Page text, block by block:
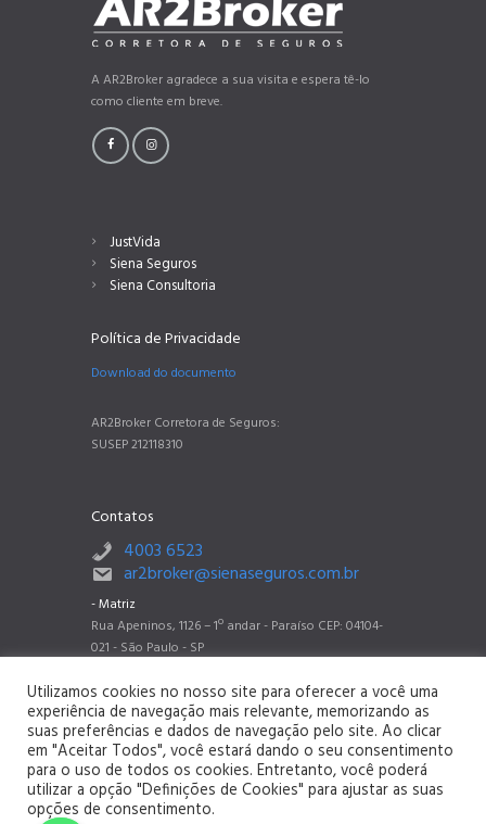
A AR2Broker agradece a sua visita e espera tê-lo
como cliente em breve.
JustVida
Siena Seguros
Siena Consultoria
Política de Privacidade
Download do documento
AR2Broker Corretora de Seguros:
SUSEP 212118310
Contatos
4003 6523
ar2broker@sienaseguros.com.br
- Matriz
Rua Apeninos, 1126 – 1º andar - Paraíso CEP: 04104-
021 - São Paulo - SP
Rua dos Timbiras, 2788 sala 802 - Barro Preto CEP:
30140-062 - Belo Horizonte - MG
- Filial Recife
Rua Herculano Bandeira 749, 4° andar, sala 402, Pina,
CEP 51110-131 - Recife - PE
- Filial Rio de Janeiro
Utilizamos cookies no nosso site para oferecer a você uma
experiência de navegação mais relevante, memorizando as
suas preferências e dados de navegação pelo site. Ao clicar
em "Aceitar Todos", você estará dando o seu consentimento
para o uso de todos os cookies. Entretanto, você poderá
utilizar a opção "Definições de Cookies" para ajustar as suas
opções de consentimento.